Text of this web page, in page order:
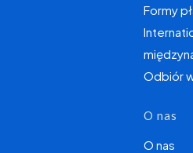
Formy
Odbiór
O nas
O nas